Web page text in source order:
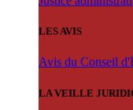
LES AVIS
Avis du Conseil
LA VEILLE